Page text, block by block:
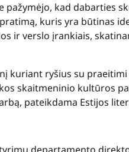
pažymėjo, kad dabarties
kuris yra būtinas
ir verslo įrankiais,
kuriant ryšius su
skaitmeninio kultūros
pateikdama Estijos